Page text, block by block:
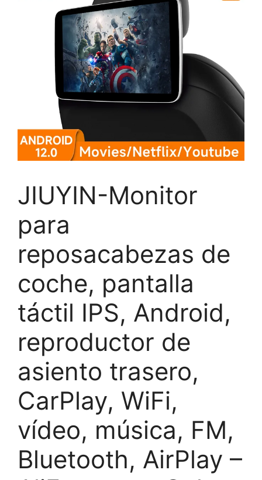
JIUYIN-Monitor
para
reposacabezas de
coche, pantalla
táctil IPS, Android,
reproductor de
asiento trasero,
CarPlay, WiFi,
vídeo, música, FM,
Bluetooth, AirPlay –